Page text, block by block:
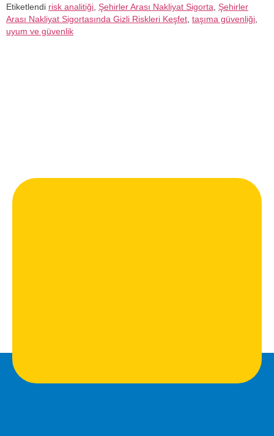
Etiketlendi risk analitiği, Şehirler Arası Nakliyat Sigorta, Şehirler
Arası Nakliyat Sigortasında Gizli Riskleri Keşfet, taşıma güvenliği,
uyum ve güvenlik